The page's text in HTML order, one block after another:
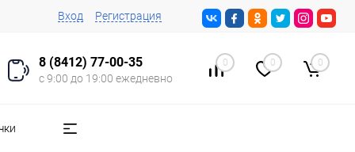
Вход Регистрация
8 (8412) 77-00-35
с 9:00 до 19:00 ежедневно
0 0 0